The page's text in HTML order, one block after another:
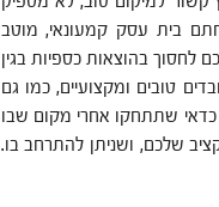
בית עסק קמעונאי, מוטב
לחסוך בהוצאות כספיות בגין
טובים ומקצועיים, כמו גם
שתתחקו אחרי מקום שבו
שלכם, ושניתן להתרחב בו.